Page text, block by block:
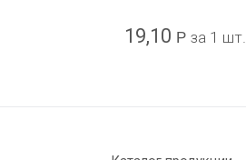
19,10 Р за 1 шт.